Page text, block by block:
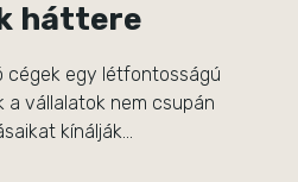
háttere
cégek egy létfontosságú
a vállalatok nem csupán
kínálják…